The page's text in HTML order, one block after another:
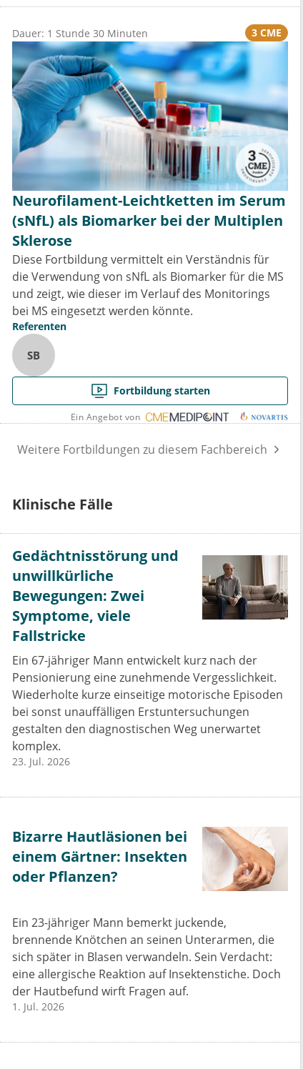
Dauer: 1 Stunde 30 Minuten 3 CME
Neurofilament-Leichtketten im Serum
(sNfL) als Biomarker bei der Multiplen
Sklerose
Diese Fortbildung vermittelt ein Verständnis für
die Verwendung von sNfL als Biomarker für die MS
und zeigt, wie dieser im Verlauf des Monitorings
bei MS eingesetzt werden könnte.
Referenten
SB
Fortbildung starten
Ein Angebot von
Weitere Fortbildungen zu diesem Fachbereich
Klinische Fälle
Gedächtnisstörung und
unwillkürliche
Bewegungen: Zwei
Symptome, viele
Fallstricke
Ein 67-jähriger Mann entwickelt kurz nach der
Pensionierung eine zunehmende Vergesslichkeit.
Wiederholte kurze einseitige motorische Episoden
bei sonst unauffälligen Erstuntersuchungen
gestalten den diagnostischen Weg unerwartet
komplex.
23. Jul. 2026
Bizarre Hautläsionen bei
einem Gärtner: Insekten
oder Pflanzen?
Ein 23-jähriger Mann bemerkt juckende,
brennende Knötchen an seinen Unterarmen, die
sich später in Blasen verwandeln. Sein Verdacht:
eine allergische Reaktion auf Insektenstiche. Doch
der Hautbefund wirft Fragen auf.
1. Jul. 2026